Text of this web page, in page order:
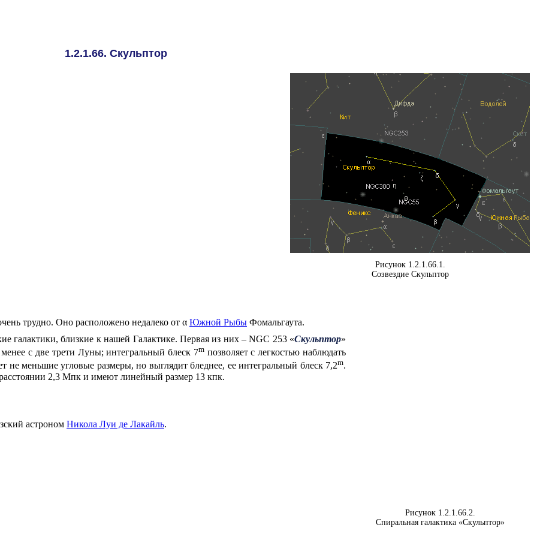
1.2.1.66. Скульптор
Рисунок 1.2.1.66.1.
Созвездие Скульптор
Рисунок 1.2.1.66.2.
Спиральная галактика «Скульптор»
трудно. Оно расположено недалеко от α Южной Рыбы Фомальгаута.
галактики, близкие к нашей Галактике. Первая из них – NGC 253 «Скульптор»
с две трети Луны; интегральный блеск 7mпозволяет с легкостью наблюдать
не меньшие угловые размеры, но выглядит бледнее, ее интегральный блеск 7,2m.
2,3 Мпк и имеют линейный размер 13 кпк.
астроном Никола Луи де Лакайль.